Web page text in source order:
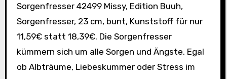
Sorgenfresser 42499 Missy, Edition Buuh,
Sorgenfresser, 23 cm, bunt, Kunststoff für nur
11,59€ statt 18,39€. Die Sorgenfresser
kümmern sich um alle Sorgen und Ängste. Egal
ob Albträume, Liebeskummer oder Stress im